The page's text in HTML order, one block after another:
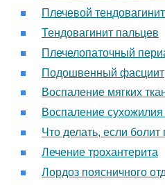
Плечевой тендовагинит
Тендовагинит пальцев
Плечелопаточный
Подошвенный фасциит
Воспаление мягких
Воспаление сухожилия
Что делать, если болит
Лечение трохантерита
Лордоз поясничного